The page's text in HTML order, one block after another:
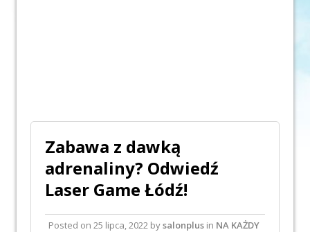
Zabawa z dawką
adrenaliny? Odwiedź
Laser Game Łódź!
Posted on 25 lipca, 2022 bysalonplus in NA KAŻDY